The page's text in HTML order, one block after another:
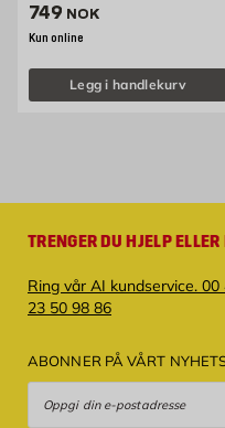
Pris 749 NOK /stk
749 NOK
Kun online
Legg i handlekurv
TRENGER DU HJELP
Ring vår AI kundservice. 00
23 50 98 86
ABONNER PÅ VÅRT